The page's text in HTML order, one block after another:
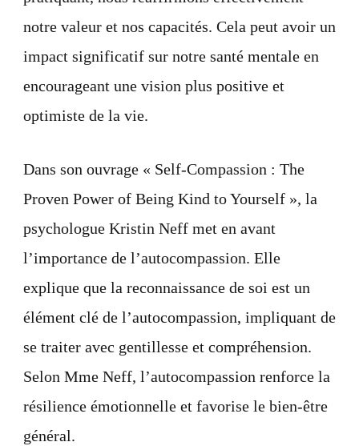
notre valeur et nos capacités. Cela peut avoir un
impact significatif sur notre santé mentale en
encourageant une vision plus positive et
optimiste de la vie.
Dans son ouvrage « Self-Compassion : The
Proven Power of Being Kind to Yourself », la
psychologue Kristin Neff met en avant
l’importance de l’autocompassion. Elle
explique que la reconnaissance de soi est un
élément clé de l’autocompassion, impliquant de
se traiter avec gentillesse et compréhension.
Selon Mme Neff, l’autocompassion renforce la
résilience émotionnelle et favorise le bien-être
général.